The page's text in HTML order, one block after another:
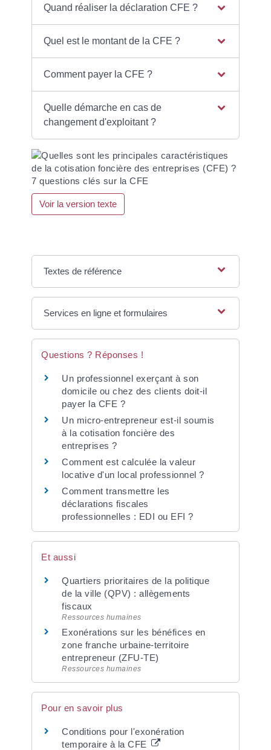
Quand réaliser la déclaration CFE ?
Quel est le montant de la CFE ?
Comment payer la CFE ?
Quelle démarche en cas de
changement d'exploitant ?
7 questions clés sur la CFE
Voir la version texte
Textes de référence
Services en ligne et formulaires
Questions ? Réponses !
Un professionnel exerçant à son
domicile ou chez des clients doit-il
payer la CFE ?
Un micro-entrepreneur est-il soumis
à la cotisation foncière des
entreprises ?
Comment est calculée la valeur
locative d'un local professionnel ?
Comment transmettre les
déclarations fiscales
professionnelles : EDI ou EFI ?
Et aussi
Quartiers prioritaires de la politique
de la ville (QPV) : allègements
fiscaux
Ressources humaines
Exonérations sur les bénéfices en
zone franche urbaine-territoire
entrepreneur (ZFU-TE)
Ressources humaines
Pour en savoir plus
Conditions pour l'exonération
temporaire à la CFE